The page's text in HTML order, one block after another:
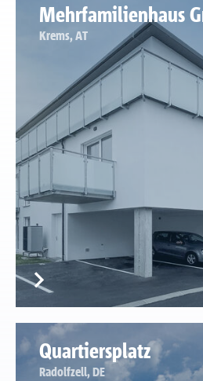
Mehrfamilienhaus
Krems, AT
Quartiersplatz
Radolfzell, DE